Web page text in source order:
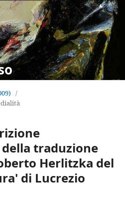
/
traduzione
Herlitzka del
di Lucrezio